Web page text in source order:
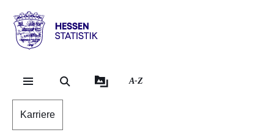
Hessen
Statistik
A-Z
Karriere